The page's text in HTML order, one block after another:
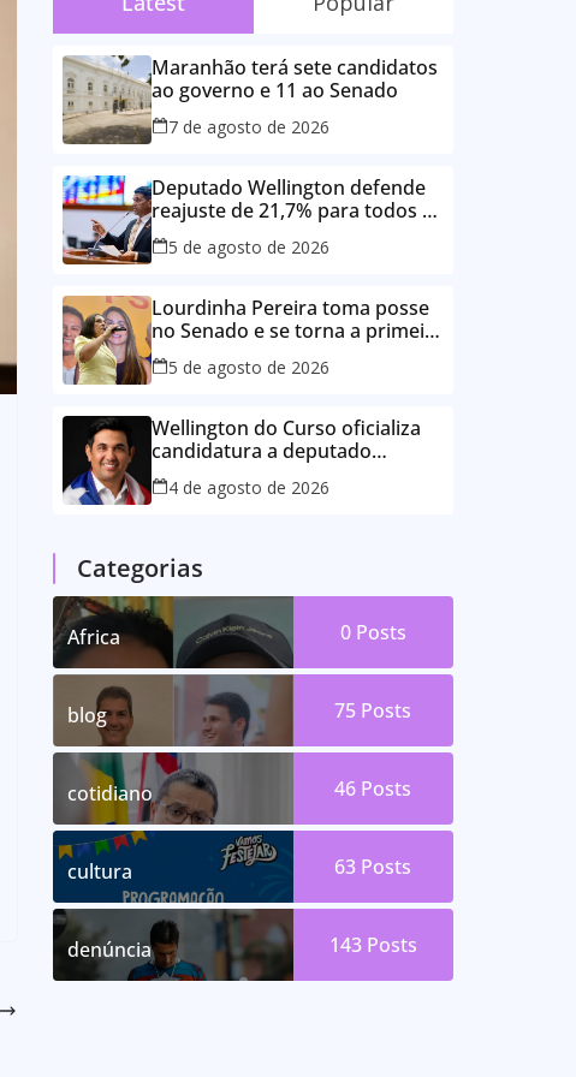
Maranhão terá sete candidatos
ao governo e 11 ao Senado
7 de agosto de 2026
Deputado Wellington defende
reajuste de 21,7% para todos os
servidores públicos e
aposentados do Maranhão
5 de agosto de 2026
Lourdinha Pereira toma posse
no Senado e se torna a primeira
senadora de Coroatá
5 de agosto de 2026
Wellington do Curso oficializa
candidatura a deputado
estadual e reafirma
compromisso com o povo do
4 de agosto de 2026
Categorias
Africa 0 Posts
blog 75 Posts
cotidiano 46 Posts
cultura 63 Posts
denúncia 143 Posts